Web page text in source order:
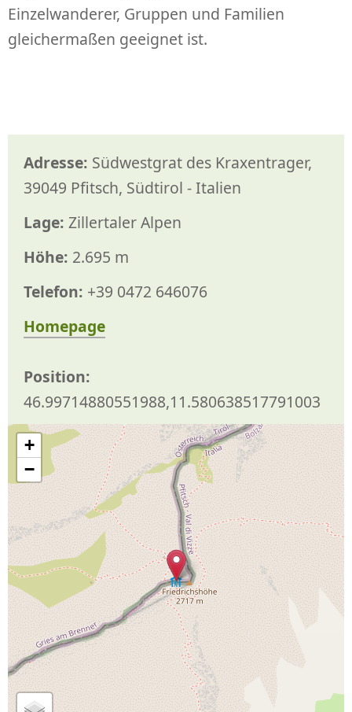
Adresse: Südwestgrat des Kraxentrager,
39049 Pfitsch, Südtirol - Italien
Lage: Zillertaler Alpen
Höhe: 2.695 m
Telefon: +39 0472 646076
Homepage
Position:
46.99714880551988,11.580638517791003
+
−
Einzelwanderer, Gruppen und Familien
gleichermaßen geeignet ist.